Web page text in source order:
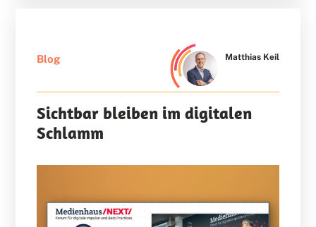
Blog Matthias Keil
Sichtbar bleiben im digitalen
Schlamm